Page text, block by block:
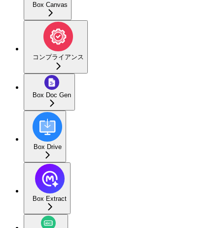
Box Canvas
コンプライアンス
Box Doc Gen
Box Drive
Box Extract